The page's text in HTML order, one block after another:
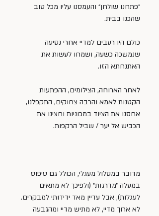
״פתחנו שולחן״ והעמסנו עליו מכל טוב
שהכנו בבית.
כולם היו רעבים למדיי אחרי נסיעה
שנמשכה כשעה, ושמחו לעשות את
האתנחתא הזו.
לאחר הארוחה, הצילומים, ההפתעות
הקטנות לאמא והרבה צחוקים, התקפלנו,
אחסנו את הציוד במכוניות וחצינו את
הכביש אל יער / שביל הרקפות.
מדובר במסלול מעגלי, הכולל גם טיפוס
במעלה ״מדרגות״ (ולפיכך לא מתאים
לעגלות), אבל עדיין מאד ידידותי למבקרים.
לא ארוך מדיי, לא מתיש מדיי ומהגבעה